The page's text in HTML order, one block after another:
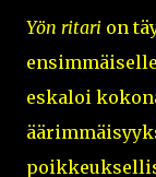
Yön ritari on
eskaloi